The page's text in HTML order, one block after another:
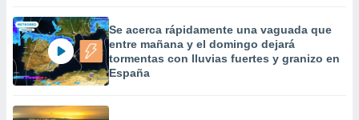
Se acerca rápidamente una vaguada que
entre mañana y el domingo dejará
tormentas con lluvias fuertes y granizo en
España